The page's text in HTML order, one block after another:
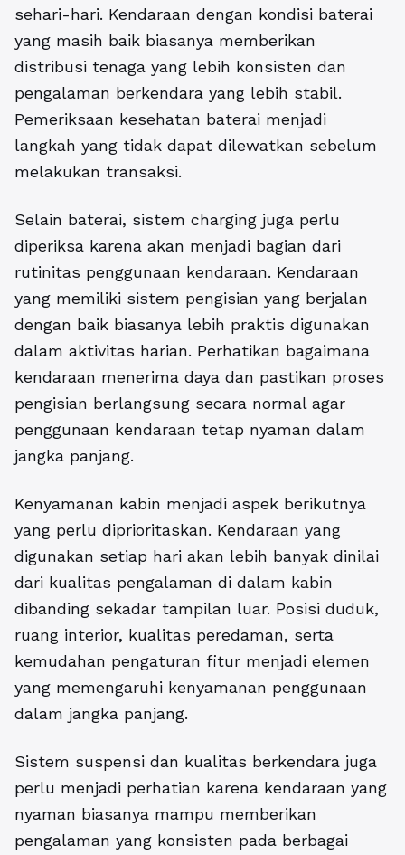
sehari-hari. Kendaraan dengan kondisi baterai
yang masih baik biasanya memberikan
distribusi tenaga yang lebih konsisten dan
pengalaman berkendara yang lebih stabil.
Pemeriksaan kesehatan baterai menjadi
langkah yang tidak dapat dilewatkan sebelum
melakukan transaksi.
Selain baterai, sistem charging juga perlu
diperiksa karena akan menjadi bagian dari
rutinitas penggunaan kendaraan. Kendaraan
yang memiliki sistem pengisian yang berjalan
dengan baik biasanya lebih praktis digunakan
dalam aktivitas harian. Perhatikan bagaimana
kendaraan menerima daya dan pastikan proses
pengisian berlangsung secara normal agar
penggunaan kendaraan tetap nyaman dalam
jangka panjang.
Kenyamanan kabin menjadi aspek berikutnya
yang perlu diprioritaskan. Kendaraan yang
digunakan setiap hari akan lebih banyak dinilai
dari kualitas pengalaman di dalam kabin
dibanding sekadar tampilan luar. Posisi duduk,
ruang interior, kualitas peredaman, serta
kemudahan pengaturan fitur menjadi elemen
yang memengaruhi kenyamanan penggunaan
dalam jangka panjang.
Sistem suspensi dan kualitas berkendara juga
perlu menjadi perhatian karena kendaraan yang
nyaman biasanya mampu memberikan
pengalaman yang konsisten pada berbagai